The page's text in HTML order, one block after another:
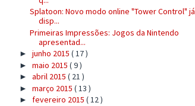
Splatoon: Novo modo online "Tower Control" já
disp...
Primeiras Impressões: Jogos da Nintendo
apresentad...
► junho 2015 ( 17 )
► maio 2015 ( 9 )
► abril 2015 ( 21 )
► março 2015 ( 13 )
► fevereiro 2015 ( 12 )